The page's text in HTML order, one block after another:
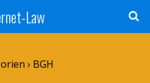
Law
› BGH